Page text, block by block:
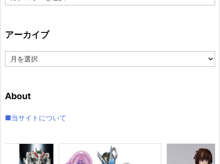
テ
ー
アーカイブ
ー
ブ
About
■当サイトについて